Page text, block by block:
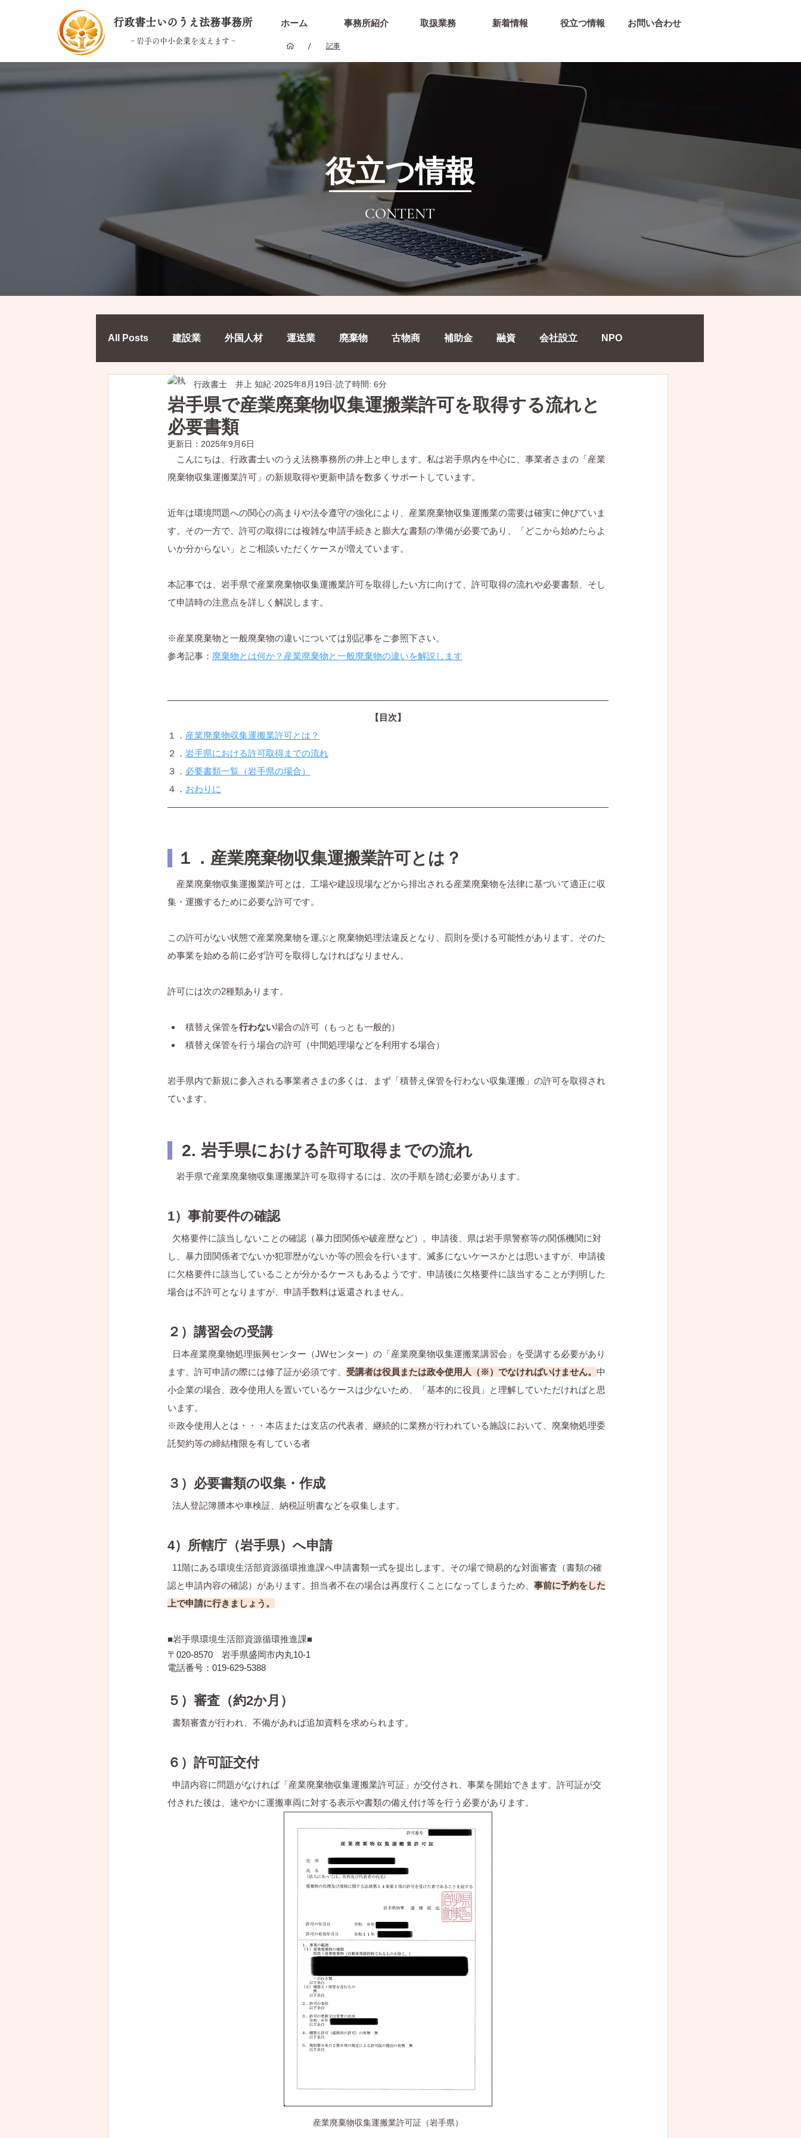
行政書士いのうえ法務事務所
− 岩手の中小企業を支えます −
ホーム 事務所紹介 取扱業務 新着情報 役立つ情報 お問い合わせ
/ 記事
役立つ情報
CONTENT
All Posts 建設業 外国人材 運送業 廃棄物 古物商 補助金 融資 会社設立 NPO
岩手県で産業廃棄物収集運搬業許可を取得する流れと
必要書類
行政書士 井上 知紀 2025年8月19日 読了時間: 6分
更新日： 2025年9月6日
こんにちは、行政書士いのうえ法務事務所の井上と申します。私は岩手県内を中心に、事業者さまの「産業
廃棄物収集運搬業許可」の新規取得や更新申請を数多くサポートしています。
近年は環境問題への関心の高まりや法令遵守の強化により、産業廃棄物収集運搬業の需要は確実に伸びていま
す。その一方で、許可の取得には複雑な申請手続きと膨大な書類の準備が必要であり、「どこから始めたらよ
いか分からない」とご相談いただくケースが増えています。
本記事では、岩手県で産業廃棄物収集運搬業許可を取得したい方に向けて、許可取得の流れや必要書類、そし
て申請時の注意点を詳しく解説します。
※産業廃棄物と一般廃棄物の違いについては別記事をご参照下さい。
参考記事： 廃棄物とは何か？産業廃棄物と一般廃棄物の違いを解説します
【目次】
１． 産業廃棄物収集運搬業許可とは？
２． 岩手県における許可取得までの流れ
３． 必要書類一覧（岩手県の場合）
４． おわりに
１．産業廃棄物収集運搬業許可とは？
産業廃棄物収集運搬業許可とは、工場や建設現場などから排出される産業廃棄物を法律に基づいて適正に収
集・運搬するために必要な許可です。
この許可がない状態で産業廃棄物を運ぶと廃棄物処理法違反となり、罰則を受ける可能性があります。そのた
め事業を始める前に必ず許可を取得しなければなりません。
許可には次の2種類あります。
積替え保管を行わない場合の許可（もっとも一般的）
積替え保管を行う場合の許可（中間処理場などを利用する場合）
岩手県内で新規に参入される事業者さまの多くは、まず「積替え保管を行わない収集運搬」の許可を取得され
ています。
2. 岩手県における許可取得までの流れ
岩手県で産業廃棄物収集運搬業許可を取得するには、次の手順を踏む必要があります。
1）事前要件の確認
欠格要件に該当しないことの確認（暴力団関係や破産歴など）。申請後、県は岩手県警察等の関係機関に対
し、暴力団関係者でないか犯罪歴がないか等の照会を行います。滅多にないケースかとは思いますが、申請後
に欠格要件に該当していることが分かるケースもあるようです。申請後に欠格要件に該当することが判明した
場合は不許可となりますが、申請手数料は返還されません。
２）講習会の受講
日本産業廃棄物処理振興センター（JWセンター）の「産業廃棄物収集運搬業講習会」を受講する必要があり
ます。許可申請の際には修了証が必須です。 受講者は役員または政令使用人（※）でなければいけません。 中
小企業の場合、政令使用人を置いているケースは少ないため、「基本的に役員」と理解していただければと思
います。
※政令使用人とは・・・本店または支店の代表者、継続的に業務が行われている施設において、廃棄物処理委
託契約等の締結権限を有している者
３）必要書類の収集・作成
法人登記簿謄本や車検証、納税証明書などを収集します。
4）所轄庁（岩手県）へ申請
11階にある環境生活部資源循環推進課へ申請書類一式を提出します。その場で簡易的な対面審査（書類の確
認と申請内容の確認）があります。担当者不在の場合は再度行くことになってしまうため、 事前に予約をした
上で申請に行きましょう。
■岩手県環境生活部資源循環推進課■
〒020-8570　岩手県盛岡市内丸10-1
電話番号：019-629-5388
５）審査（約2か月）
書類審査が行われ、不備があれば追加資料を求められます。
６）許可証交付
申請内容に問題がなければ「産業廃棄物収集運搬業許可証」が交付され、事業を開始できます。許可証が交
付された後は、速やかに運搬車両に対する表示や書類の備え付け等を行う必要があります。
産業廃棄物収集運搬業許可証（岩手県）